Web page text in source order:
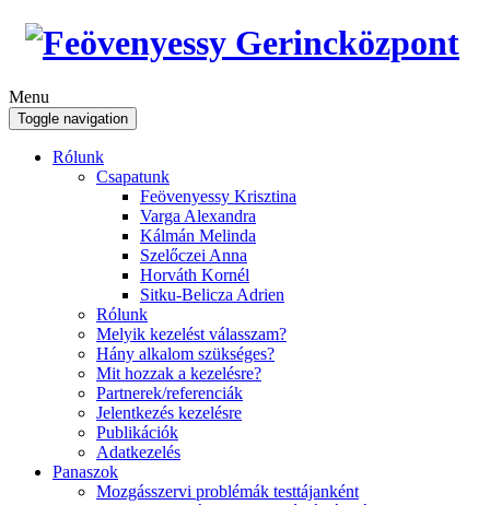
Menu
Toggle navigation
Rólunk
Csapatunk
Feövenyessy Krisztina
Varga Alexandra
Kálmán Melinda
Szelőczei Anna
Horváth Kornél
Sitku-Belicza Adrien
Rólunk
Melyik kezelést válasszam?
Hány alkalom szükséges?
Mit hozzak a kezelésre?
Partnerek/referenciák
Jelentkezés kezelésre
Publikációk
Adatkezelés
Panaszok
Mozgásszervi problémák testtájanként